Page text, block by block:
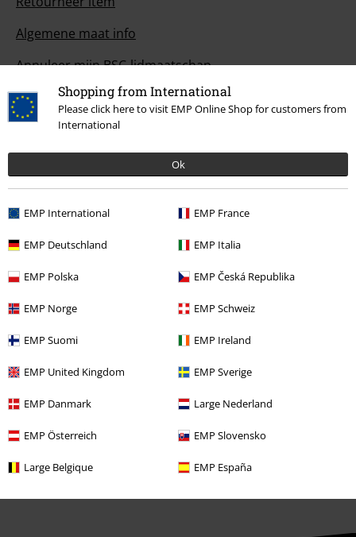
Shopping from International
Please click here to visit EMP Online Shop for customers from
International
Ok
EMP International EMP France
EMP Deutschland EMP Italia
EMP Polska EMP Česká Republika
EMP Norge EMP Schweiz
EMP Suomi EMP Ireland
EMP United Kingdom EMP Sverige
EMP Danmark Large Nederland
EMP Österreich EMP Slovensko
Large Belgique EMP España
Algemene maat info
Annuleer mijn BSC-lidmaatschap
Betaalmethodes
Over Large
Partnerprogramma's
Duurzaamheid